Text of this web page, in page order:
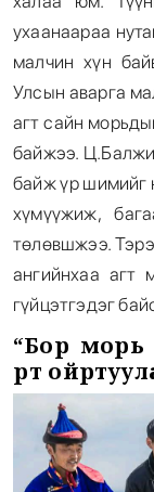
ухаанаараа
малчин хүн
Улсын аварга
агт сайн
байжээ.
байж үр шимийг
хүмүүжиж,
төлөвшжээ.
ангийнхаа агт
гүйцэтгэдэг
“Бор морь
өөртөө